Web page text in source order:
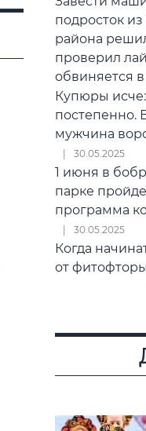
подросток
района
проверил
обвиняется в
Купюры
постепенно.
мужчина
30.05.2025
1 июня в
парке
программа
30.05.2025
Когда
от